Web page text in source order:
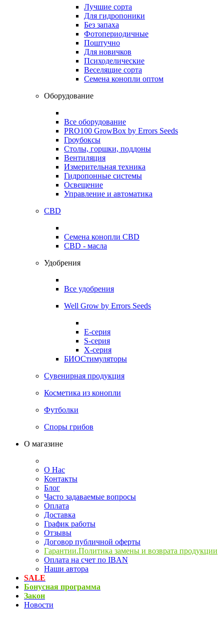
Лучшие сорта
Для гидропоники
Без запаха
Фотопериодичные
Поштучно
Для новичков
Психоделические
Веселящие сорта
Семена конопли оптом
Оборудование
Все оборудование
PRO100 GrowBox by Errors Seeds
Гроубоксы
Столы, горшки, поддоны
Вентиляция
Измерительная техника
Гидропонные системы
Освещение
Управление и автоматика
CBD
Семена конопли CBD
CBD - масла
Удобрения
Все удобрения
Well Grow by Errors Seeds
E-серия
S-серия
X-серия
БИОСтимуляторы
Сувенирная продукция
Косметика из конопли
Футболки
Споры грибов
О магазине
О Нас
Контакты
Блог
Часто задаваемые вопросы
Оплата
Доставка
График работы
Отзывы
Договор публичной оферты
Гарантии.Политика замены и возврата продукции
Оплата на счет по IBAN
Наши автора
SALE
Бонусная программа
Закон
Новости